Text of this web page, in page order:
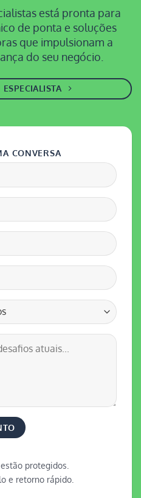
está pronta para
de ponta e soluções
que impulsionam a
do seu negócio.
CONVERSA
protegidos.
e retorno rápido.